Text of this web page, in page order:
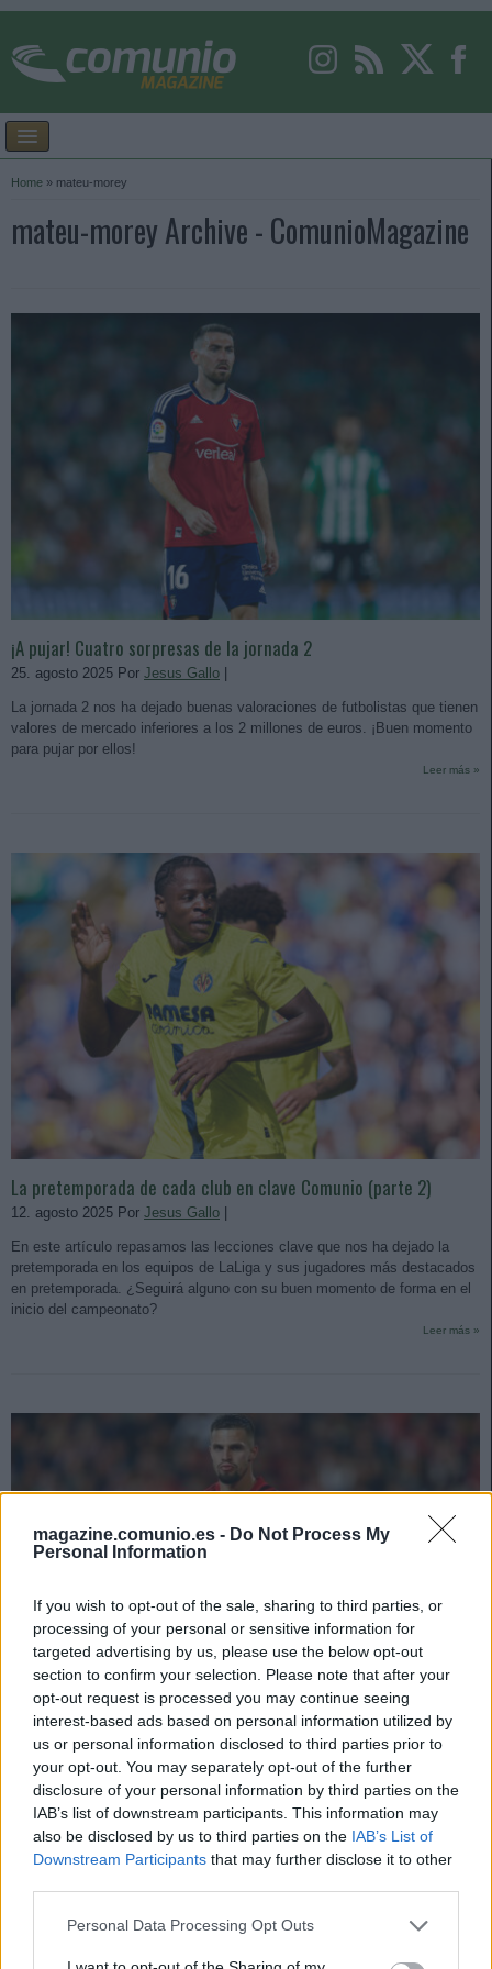
magazine.comunio.es - Do Not Process My
Personal Information
If you wish to opt-out of the sale, sharing to third parties, or
processing of your personal or sensitive information for
targeted advertising by us, please use the below opt-out
section to confirm your selection. Please note that after your
opt-out request is processed you may continue seeing
interest-based ads based on personal information utilized by
us or personal information disclosed to third parties prior to
your opt-out. You may separately opt-out of the further
disclosure of your personal information by third parties on the
IAB’s list of downstream participants. This information may
also be disclosed by us to third parties on the IAB’s List of
Downstream Participants that may further disclose it to other
Please note that this website/app uses one or more Google
Personal Data Processing Opt Outs
Home » mateu-morey
mateu-morey Archive - ComunioMagazine
¡A pujar! Cuatro sorpresas de la jornada 2
25. agosto 2025 Por Jesus Gallo
La jornada 2 nos ha dejado buenas valoraciones de futbolistas que tienen
valores de mercado inferiores a los 2 millones de euros. ¡Buen momento
para pujar por ellos!
Leer más »
La pretemporada de cada club en clave Comunio (parte 2)
12. agosto 2025 Por Jesus Gallo
En este artículo repasamos las lecciones clave que nos ha dejado la
pretemporada en los equipos de LaLiga y sus jugadores más destacados
en pretemporada. ¿Seguirá alguno con su buen momento de forma en el
inicio del campeonato?
Leer más »
Consejos de compra – Mallorca: cuatro buenas opciones por
menos de 3M
31. julio 2025 PorJesus Gallo|
El Mallorca se quedó cerca de los puestos europeos el curso pasado.
Estos cuatro jugadores pueden ser importantes dentro del esquema de
en Comunio.